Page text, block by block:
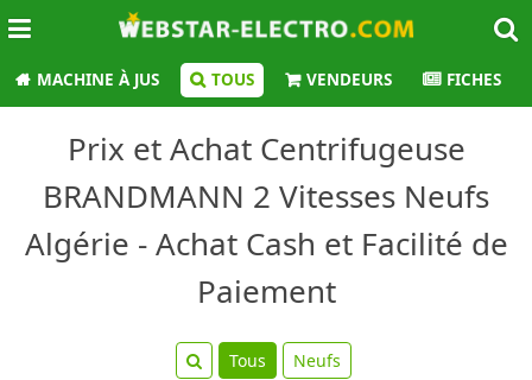
MACHINE À JUS TOUS VENDEURS FICHES
Prix et Achat Centrifugeuse
BRANDMANN 2 Vitesses Neufs
Algérie - Achat Cash et Facilité de
Paiement
Tous Neufs